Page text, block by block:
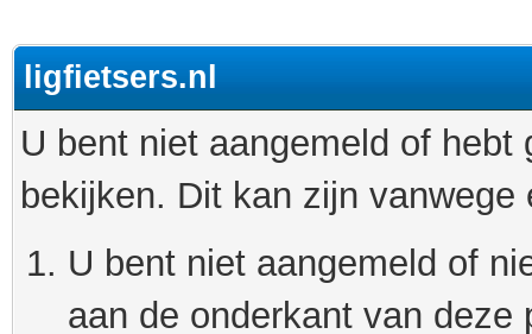
ligfietsers.nl
U bent niet aangemeld of
bekijken. Dit kan zijn
U bent niet aangemeld of
aan de onderkant van